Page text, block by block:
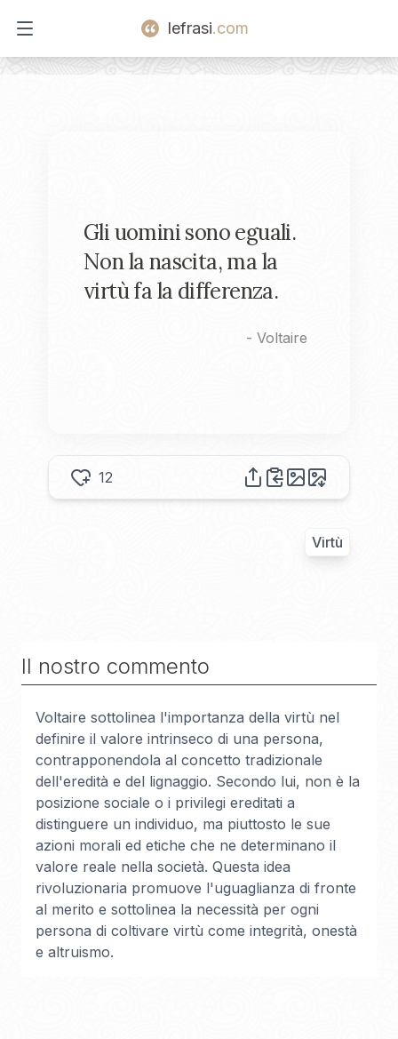
Open main menu
lefrasi.com
Gli uomini sono eguali.
Non la nascita, ma la
virtù fa la differenza.
- Voltaire
12
Virtù
Il nostro commento
Voltaire sottolinea l'importanza della virtù nel
definire il valore intrinseco di una persona,
contrapponendola al concetto tradizionale
dell'eredità e del lignaggio. Secondo lui, non è la
posizione sociale o i privilegi ereditati a
distinguere un individuo, ma piuttosto le sue
azioni morali ed etiche che ne determinano il
valore reale nella società. Questa idea
rivoluzionaria promuove l'uguaglianza di fronte
al merito e sottolinea la necessità per ogni
persona di coltivare virtù come integrità, onestà
e altruismo.